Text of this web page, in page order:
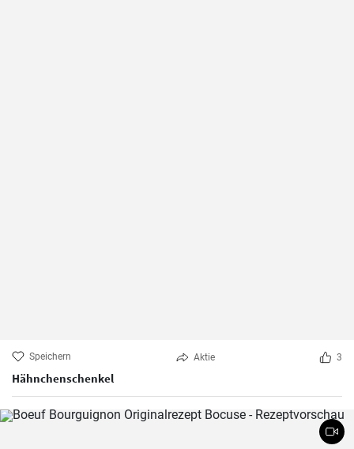
Speichern Aktie 3
Hähnchenschenkel